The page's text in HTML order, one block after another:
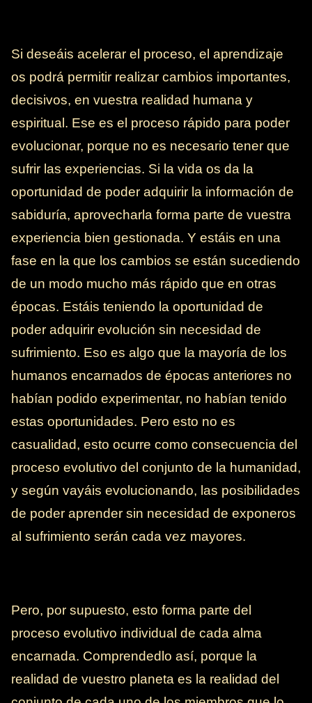
Si deseáis acelerar el proceso, el aprendizaje
os podrá permitir realizar cambios importantes,
decisivos, en vuestra realidad humana y
espiritual. Ese es el proceso rápido para poder
evolucionar, porque no es necesario tener que
sufrir las experiencias. Si la vida os da la
oportunidad de poder adquirir la información de
sabiduría, aprovecharla forma parte de vuestra
experiencia bien gestionada. Y estáis en una
fase en la que los cambios se están sucediendo
de un modo mucho más rápido que en otras
épocas. Estáis teniendo la oportunidad de
poder adquirir evolución sin necesidad de
sufrimiento. Eso es algo que la mayoría de los
humanos encarnados de épocas anteriores no
habían podido experimentar, no habían tenido
estas oportunidades. Pero esto no es
casualidad, esto ocurre como consecuencia del
proceso evolutivo del conjunto de la humanidad,
y según vayáis evolucionando, las posibilidades
de poder aprender sin necesidad de exponeros
al sufrimiento serán cada vez mayores.
Pero, por supuesto, esto forma parte del
proceso evolutivo individual de cada alma
encarnada. Comprendedlo así, porque la
realidad de vuestro planeta es la realidad del